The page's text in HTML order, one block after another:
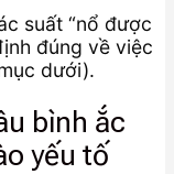
suất “nổ được
đúng về việc
dưới).
bình ắc
yếu tố